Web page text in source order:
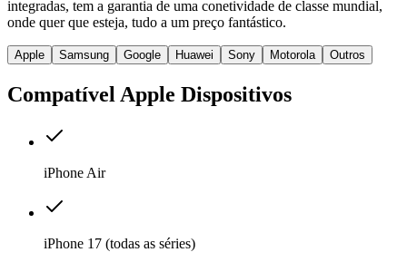
integradas, tem a garantia de uma conetividade de classe mundial,
onde quer que esteja, tudo a um preço fantástico.
Apple Samsung Google Huawei Sony Motorola Outros
Compatível Apple Dispositivos
iPhone Air
iPhone 17 (todas as séries)